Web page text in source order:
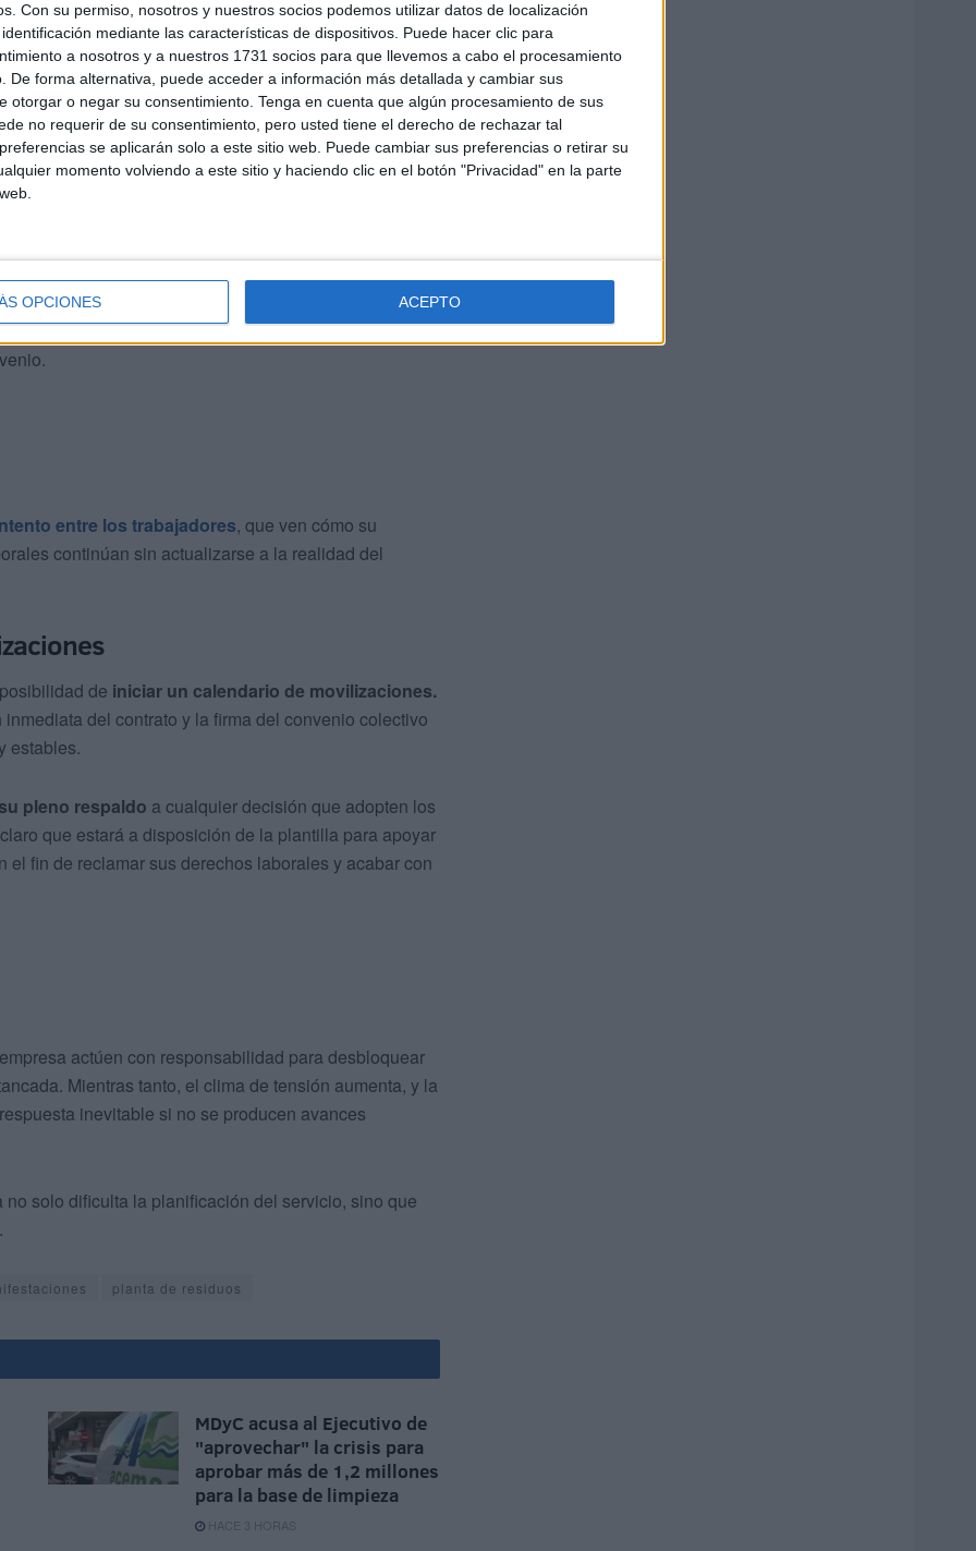
Con su permiso, nosotros y nuestros socios podemos utilizar datos de localización
mediante las características de dispositivos. Puede hacer clic para
a nosotros y a nuestros 1731 socios para que llevemos a cabo el procesamiento
De forma alternativa, puede acceder a información más detallada y cambiar sus
otorgar o negar su consentimiento. Tenga en cuenta que algún procesamiento de sus
no requerir de su consentimiento, pero usted tiene el derecho de rechazar tal
se aplicarán solo a este sitio web. Puede cambiar sus preferencias o retirar su
momento volviendo a este sitio y haciendo clic en el botón "Privacidad" en la parte
OPCIONES ACEPTO
Mohamed Chergui,mantuvo una reunión con
Urbanos, Alejandro Ramírez. En dicho encuentro,
desde la administración para que se avalara el
de la plantilla, incluso en un contexto de transición
de un mes desde aquella reunión sin que se haya
para reactivar la negociación o proceder a la firma
un mes de dicha reunión aún no se haya
entre los trabajadores, que ven cómo su
continúan sin actualizarse a la realidad del
de iniciar un calendario de movilizaciones.
del contrato y la firma del convenio colectivo
estables.
pleno respaldo a cualquier decisión que adopten los
que estará a disposición de la plantilla para apoyar
fin de reclamar sus derechos laborales y acabar con
actúen con responsabilidad para desbloquear
Mientras tanto, el clima de tensión aumenta, y la
inevitable si no se producen avances
solo dificulta la planificación del servicio, sino que
planta de residuos
MDyC acusa al Ejecutivo de
"aprovechar" la crisis para
aprobar más de 1,2 millones
para la base de limpieza
HACE 3 HORAS